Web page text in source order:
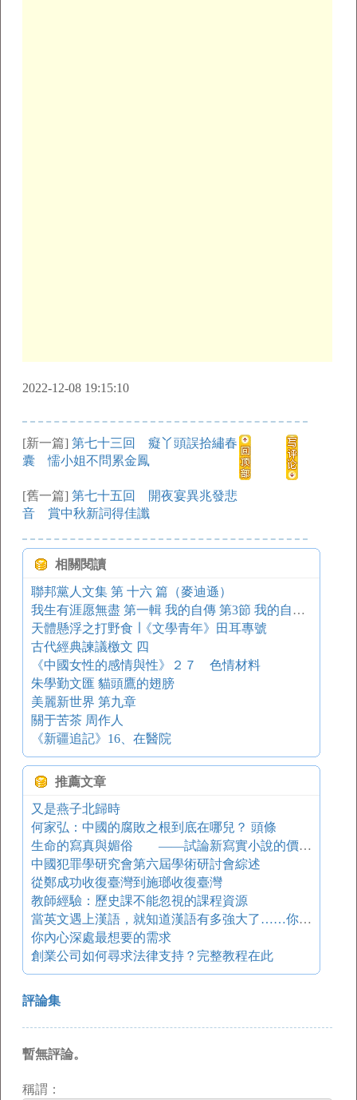
2022-12-08 19:15:10
[新一篇] 第七十三回 癡丫頭誤拾繡春
囊 懦小姐不問累金鳳
[舊一篇] 第七十五回 開夜宴異兆發悲
音 賞中秋新詞得佳讖
相關閱讀
聯邦黨人文集 第 十六 篇（麥迪遜）
我生有涯愿無盡 第一輯 我的自傳 第3節 我的自學小史：出生
天體懸浮之打野食 ∣《文學青年》田耳專號
古代經典諫議檄文 四
《中國女性的感情與性》２７ 色情材料
朱學勤文匯 貓頭鷹的翅膀
美麗新世界 第九章
關于苦茶 周作人
《新疆追記》16、在醫院
推薦文章
又是燕子北歸時
何家弘：中國的腐敗之根到底在哪兒？ 頭條
生命的寫真與媚俗 ——試論新寫實小說的價值取向
中國犯罪學研究會第六屆學術研討會綜述
從鄭成功收復臺灣到施瑯收復臺灣
教師經驗：歷史課不能忽視的課程資源
當英文遇上漢語，就知道漢語有多強大了……你一定會被這些絕美的翻譯折服！
你內心深處最想要的需求
創業公司如何尋求法律支持？完整教程在此
評論集
暫無評論。
稱謂：